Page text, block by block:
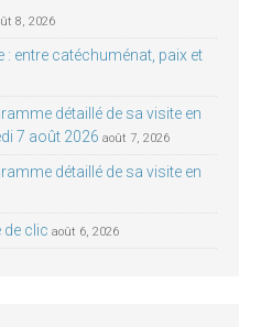
8, 2026
: entre catéchuménat, paix et
détaillé de sa visite en
7 août 2026 août 7, 2026
détaillé de sa visite en
de clic août 6, 2026